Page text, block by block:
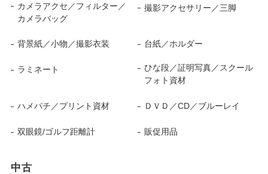
カメラアクセ／フィルター／
カメラバッグ
撮影アクセサリー／三脚
背景紙／小物／撮影衣装 台紙／ホルダー
ラミネート
ひな段／証明写真／スクール
フォト資材
ハメパチ／プリント資材 ＤＶＤ／CD／ブルーレイ
双眼鏡/ゴルフ距離計 販促用品
中古